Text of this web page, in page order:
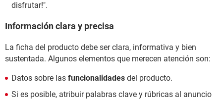
disfrutar!".
Información clara y precisa
La ficha del producto debe ser clara, informativa y bien
sustentada. Algunos elementos que merecen atención son:
Datos sobre las funcionalidades del producto.
Si es posible, atribuir palabras clave y rúbricas al anuncio